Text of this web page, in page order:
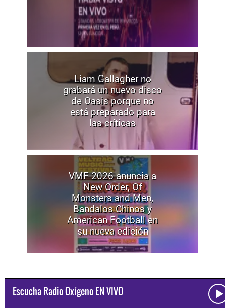
Liam Gallagher no
grabará un nuevo disco
de Oasis porque no
está preparado para
las críticas
VMF 2026 anuncia a
New Order, Of
Monsters and Men,
Bandalos Chinos y
American Football en
su nueva edición
Escucha Radio Oxígeno EN VIVO